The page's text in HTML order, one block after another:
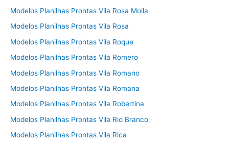
Modelos Planilhas Prontas Vila Rosa Molla
Modelos Planilhas Prontas Vila Rosa
Modelos Planilhas Prontas Vila Roque
Modelos Planilhas Prontas Vila Romero
Modelos Planilhas Prontas Vila Romano
Modelos Planilhas Prontas Vila Romana
Modelos Planilhas Prontas Vila Robertina
Modelos Planilhas Prontas Vila Rio Branco
Modelos Planilhas Prontas Vila Rica